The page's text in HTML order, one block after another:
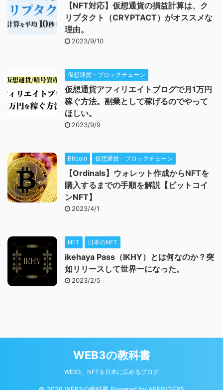
【NFT対応】仮想通貨の損益計算は、ク
リプタクト（CRYPTACT）がオススメな
理由。
2023/9/10
仮想通貨・ブロックチェーン
仮想通貨アフィリエイトブログで月1万円
稼ぐ方法。副業として稼げるのでやって
ほしい。
2023/9/9
Bitcoin 仮想通貨・ブロックチェーン
【Ordinals】ウォレット作成からNFTを
購入するまでの手順を解説【ビットコイ
ンNFT】
2023/4/1
NFT 日本のNFT
ikehaya Pass（IKHY）とは何なのか？突
如リリースして世界一になった。
2023/2/5
WEB3の教科書
WEB3、NFTを日本に広めるブログ